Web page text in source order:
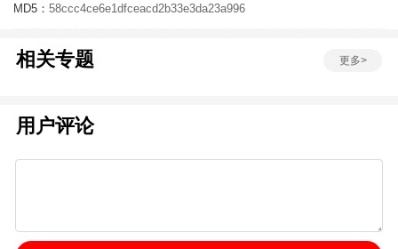
MD5： 58ccc4ce6e1dfceacd2b33e3da23a996
相关专题 更多>
用户评论